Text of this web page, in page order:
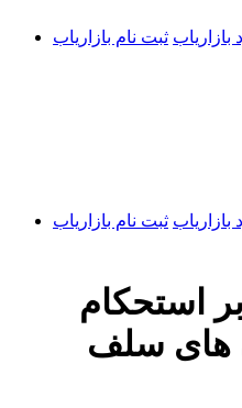
بازاریاب ثبت نام بازاریاب
بازاریاب ثبت نام بازاریاب
استحکام
های سلف